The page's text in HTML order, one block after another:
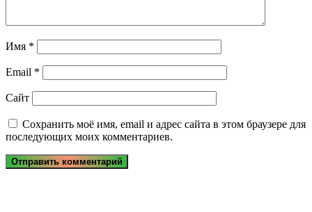
Имя *
Email *
Сайт
Сохранить моё имя, email и адрес сайта в этом браузере для
последующих моих комментариев.